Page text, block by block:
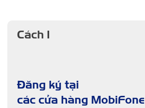
Cách 1
Đăng ký tại
các cửa hàng MobiFone